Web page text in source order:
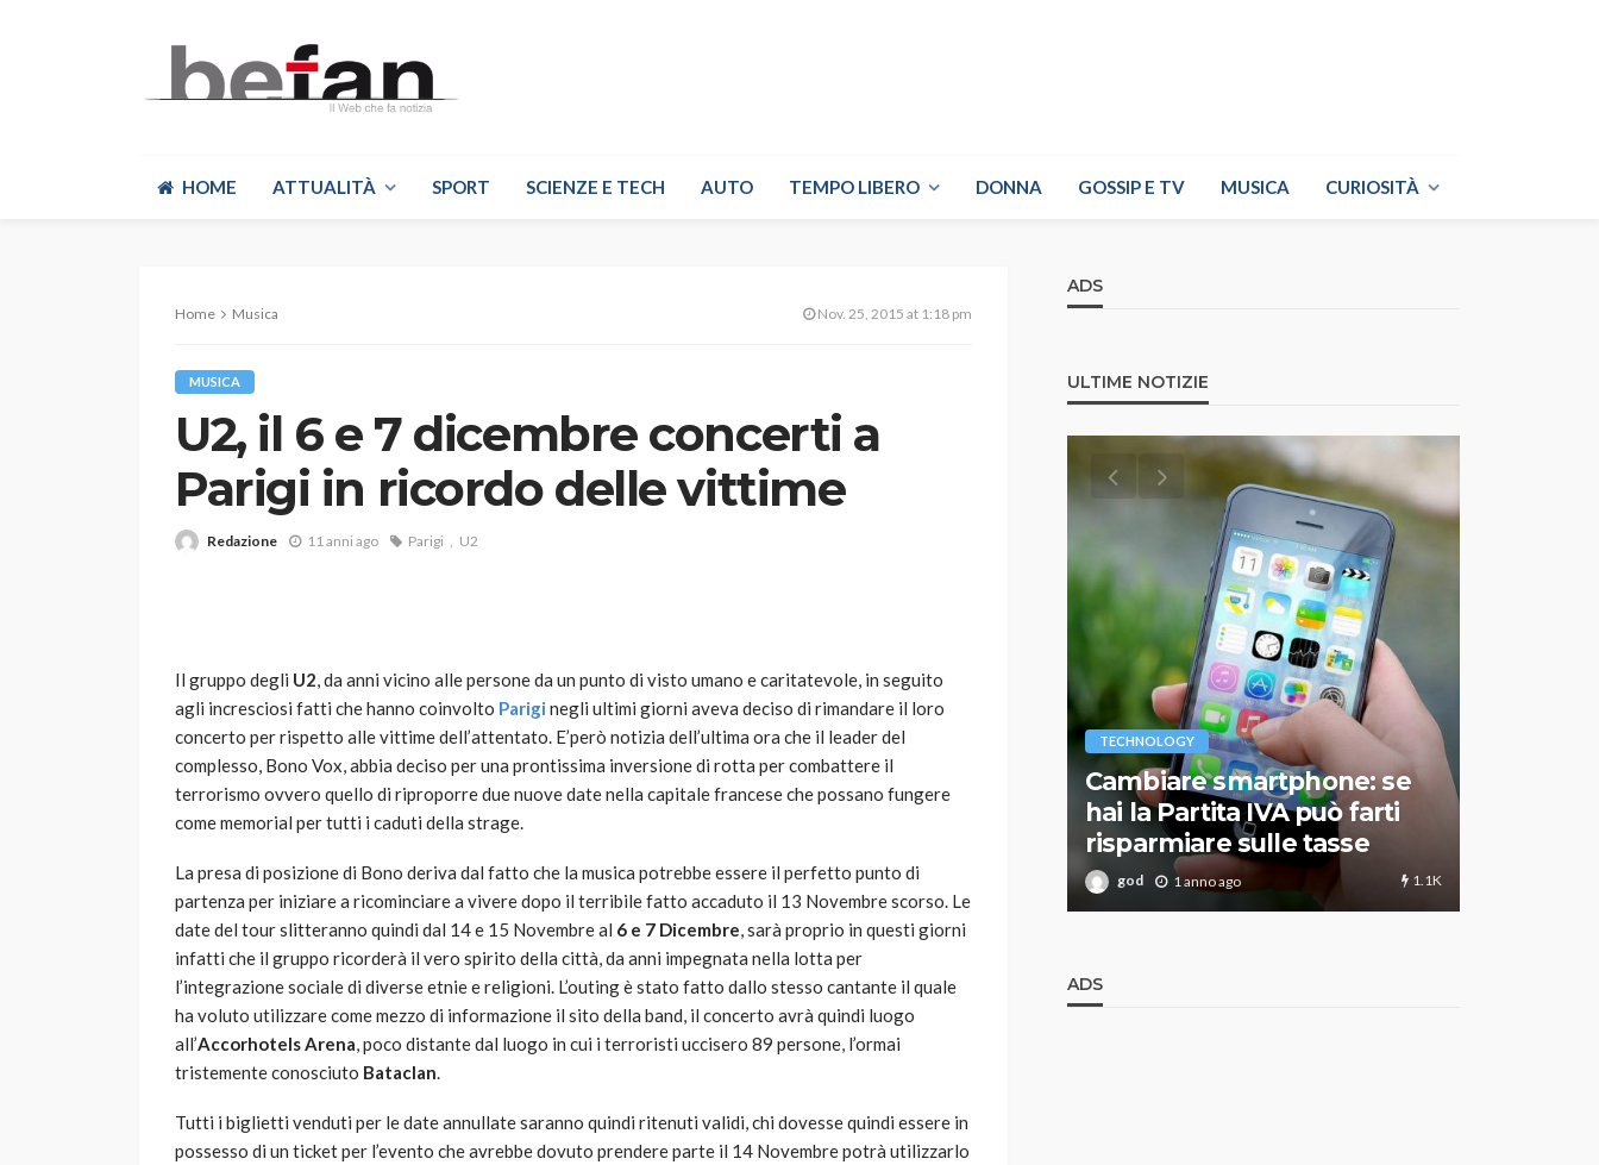
HOME ATTUALITÀ SPORT SCIENZE E TECH AUTO TEMPO LIBERO DONNA GOSSIP E TV MUSICA CURIOSITÀ
Home Musica Nov. 25, 2015 at 1:18 pm
MUSICA
U2, il 6 e 7 dicembre concerti a
Parigi in ricordo delle vittime
Redazione 11 anni ago Parigi U2
Il gruppo degli U2, da anni vicino alle persone da un punto di visto umano e caritatevole, in seguito
agli incresciosi fatti che hanno coinvolto Parigi negli ultimi giorni aveva deciso di rimandare il loro
concerto per rispetto alle vittime dell’attentato. E’però notizia dell’ultima ora che il leader del
complesso, Bono Vox, abbia deciso per una prontissima inversione di rotta per combattere il
terrorismo ovvero quello di riproporre due nuove date nella capitale francese che possano fungere
come memorial per tutti i caduti della strage.
La presa di posizione di Bono deriva dal fatto che la musica potrebbe essere il perfetto punto di
partenza per iniziare a ricominciare a vivere dopo il terribile fatto accaduto il 13 Novembre scorso. Le
date del tour slitteranno quindi dal 14 e 15 Novembre al 6 e 7 Dicembre, sarà proprio in questi giorni
infatti che il gruppo ricorderà il vero spirito della città, da anni impegnata nella lotta per
l’integrazione sociale di diverse etnie e religioni. L’outing è stato fatto dallo stesso cantante il quale
ha voluto utilizzare come mezzo di informazione il sito della band, il concerto avrà quindi luogo
all’Accorhotels Arena, poco distante dal luogo in cui i terroristi uccisero 89 persone, l’ormai
tristemente conosciuto Bataclan.
Tutti i biglietti venduti per le date annullate saranno quindi ritenuti validi, chi dovesse quindi essere in
possesso di un ticket per l’evento che avrebbe dovuto prendere parte il 14 Novembre potrà utilizzarlo
ADS
ULTIME NOTIZIE
VARIE
Robot tagliaerba: quale
scegliere per il tuo prato
god 1 anno ago 785
AUTO SPORT
MG alle Final 8 di Coppa
Davis: tennis mondiale e
passione per
l’automobilismo
god 9 mesi ago
TECHNOLOGY
Cambiare smartphone: se
hai la Partita IVA può farti
risparmiare sulle tasse
god 1 anno ago 1.1K
ADS